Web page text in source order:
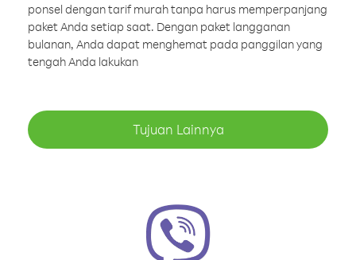
ponsel dengan tarif murah tanpa harus memperpanjang
paket Anda setiap saat. Dengan paket langganan
bulanan, Anda dapat menghemat pada panggilan yang
tengah Anda lakukan
Tujuan Lainnya